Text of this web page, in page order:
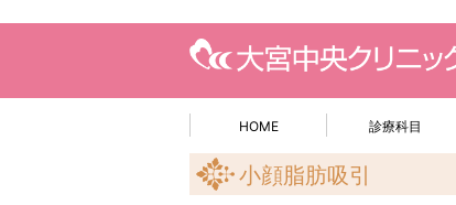
HOME 診療科目
小顔脂肪吸引